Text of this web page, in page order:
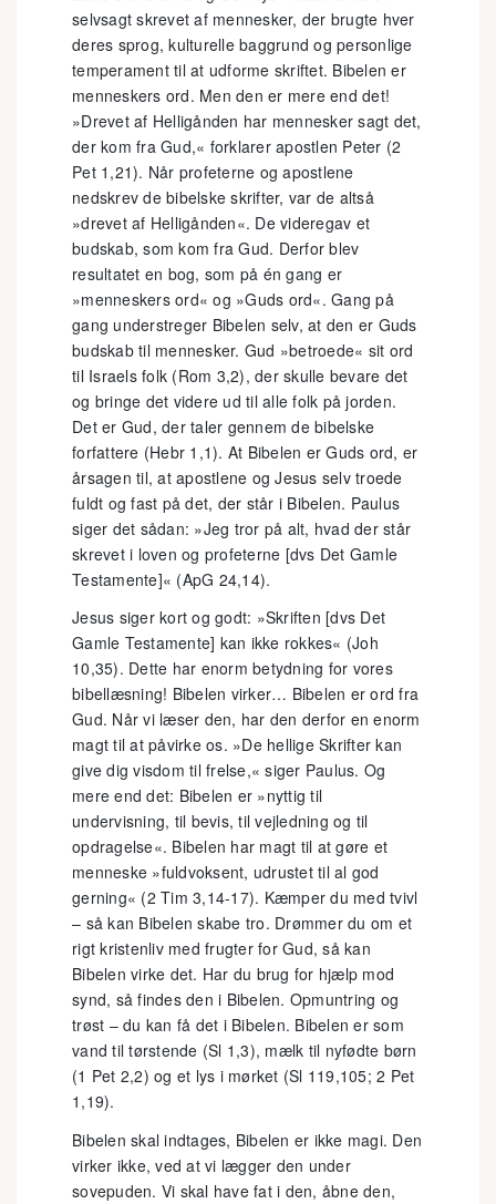
selvsagt skrevet af mennesker, der brugte hver
deres sprog, kulturelle baggrund og personlige
temperament til at udforme skriftet. Bibelen er
menneskers ord. Men den er mere end det!
»Drevet af Helligånden har mennesker sagt det,
der kom fra Gud,« forklarer apostlen Peter (2
Pet 1,21). Når profeterne og apostlene
nedskrev de bibelske skrifter, var de altså
»drevet af Helligånden«. De videregav et
budskab, som kom fra Gud. Derfor blev
resultatet en bog, som på én gang er
»menneskers ord« og »Guds ord«. Gang på
gang understreger Bibelen selv, at den er Guds
budskab til mennesker. Gud »betroede« sit ord
til Israels folk (Rom 3,2), der skulle bevare det
og bringe det videre ud til alle folk på jorden.
Det er Gud, der taler gennem de bibelske
forfattere (Hebr 1,1). At Bibelen er Guds ord, er
årsagen til, at apostlene og Jesus selv troede
fuldt og fast på det, der står i Bibelen. Paulus
siger det sådan: »Jeg tror på alt, hvad der står
skrevet i loven og profeterne [dvs Det Gamle
Testamente]« (ApG 24,14).
Jesus siger kort og godt: »Skriften [dvs Det
Gamle Testamente] kan ikke rokkes« (Joh
10,35). Dette har enorm betydning for vores
bibellæsning! Bibelen virker… Bibelen er ord fra
Gud. Når vi læser den, har den derfor en enorm
magt til at påvirke os. »De hellige Skrifter kan
give dig visdom til frelse,« siger Paulus. Og
mere end det: Bibelen er »nyttig til
undervisning, til bevis, til vejledning og til
opdragelse«. Bibelen har magt til at gøre et
menneske »fuldvoksent, udrustet til al god
gerning« (2 Tim 3,14-17). Kæmper du med tvivl
– så kan Bibelen skabe tro. Drømmer du om et
rigt kristenliv med frugter for Gud, så kan
Bibelen virke det. Har du brug for hjælp mod
synd, så findes den i Bibelen. Opmuntring og
trøst – du kan få det i Bibelen. Bibelen er som
vand til tørstende (Sl 1,3), mælk til nyfødte børn
(1 Pet 2,2) og et lys i mørket (Sl 119,105; 2 Pet
1,19).
Bibelen skal indtages, Bibelen er ikke magi. Den
virker ikke, ved at vi lægger den under
sovepuden. Vi skal have fat i den, åbne den,